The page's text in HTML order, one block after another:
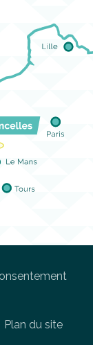
Plan du site